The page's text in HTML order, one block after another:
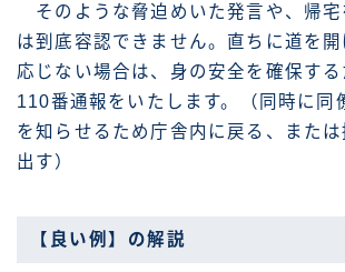
そのような脅迫めいた発言や、帰宅
は到底容認できません。直ちに道を開
応じない場合は、身の安全を確保する
110番通報をいたします。（同時に同
を知らせるため庁舎内に戻る、また
出す）
【良い例】の解説